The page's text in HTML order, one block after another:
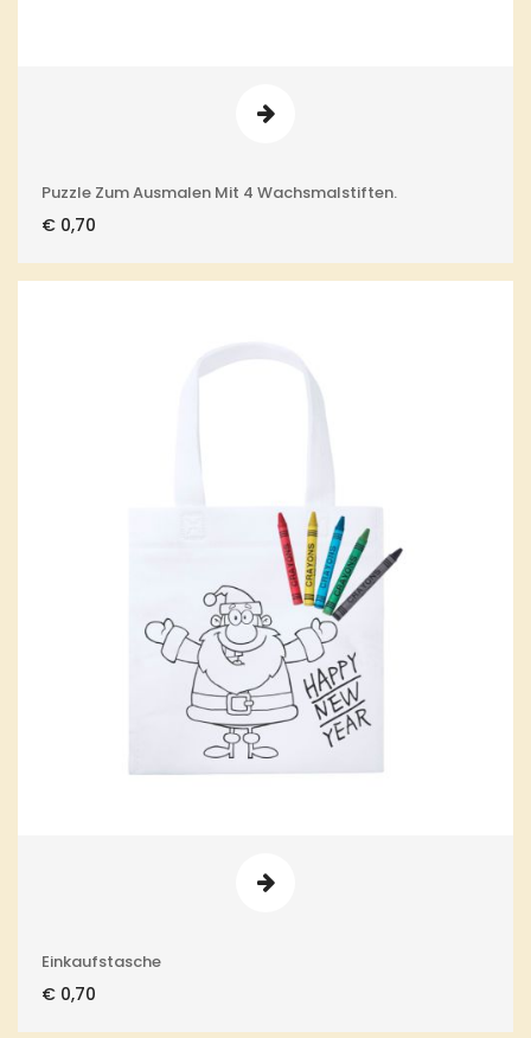
Puzzle Zum Ausmalen Mit 4 Wachsmalstiften.
€ 0,70
Einkaufstasche
€ 0,70